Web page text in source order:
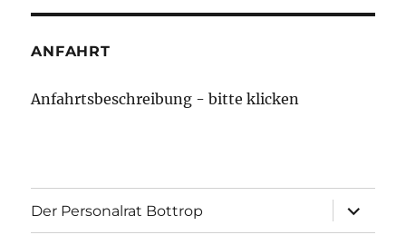
ANFAHRT
Anfahrtsbeschreibung - bitte klicken
Der Personalrat Bottrop
öffnen